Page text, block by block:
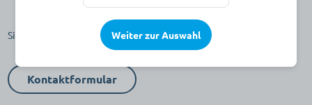
Sie haben Fragen zu unserem Sortiment? Wir beraten Sie gern!
Kontaktformular
Weiter zur Auswahl